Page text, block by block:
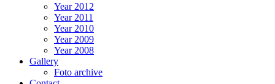
Year 2012
Year 2011
Year 2010
Year 2009
Year 2008
Gallery
Foto archive